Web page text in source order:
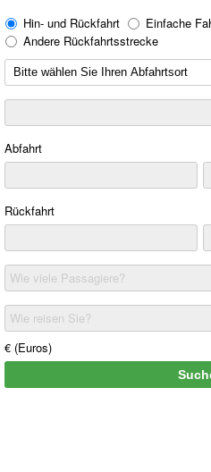
Hin- und Rückfahrt
Einfache
Andere Rückfahrtsstrecke
Abfahrt
Rückfahrt
Wie viele Passagiere?
Wie reisen Sie?
€ (Euros)